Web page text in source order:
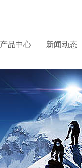
产品中心 新闻动态